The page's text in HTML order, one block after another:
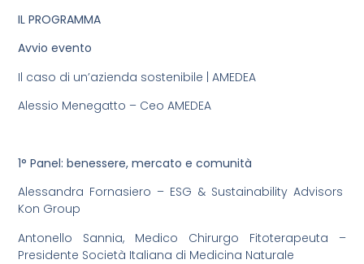
IL PROGRAMMA
Avvio evento
Il caso di un’azienda sostenibile | AMEDEA
Alessio Menegatto – Ceo AMEDEA
1° Panel: benessere, mercato e comunità
Alessandra Fornasiero – ESG & Sustainability Advisors
Kon Group
Antonello Sannia, Medico Chirurgo Fitoterapeuta –
Presidente Società Italiana di Medicina Naturale